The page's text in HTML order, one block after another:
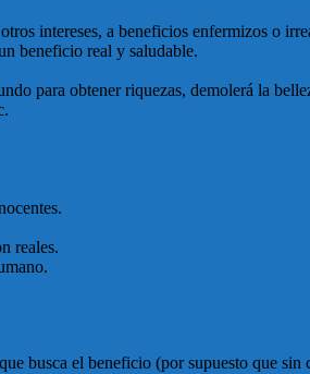
intereses, a beneficios enfermizos o
beneficio real y saludable.
para obtener riquezas, demolerá la
reales.
busca el beneficio (por supuesto que